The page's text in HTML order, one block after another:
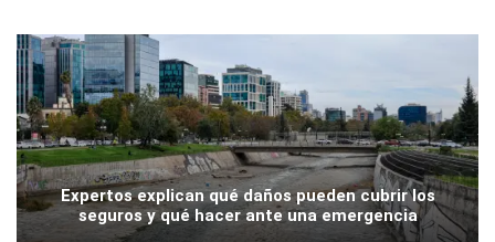
Expertos explican qué daños pueden cubrir los
seguros y qué hacer ante una emergencia